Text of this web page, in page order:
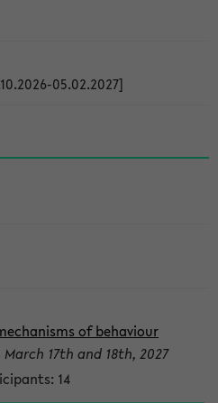
05.02.2027]
of behaviour
17th and 18th, 2027
14